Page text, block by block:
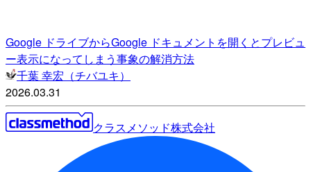
Google ドライブからGoogle ドキュメントを開くとプレビュ
ー表示になってしまう事象の解消方法
千葉 幸宏（チバユキ）
2026.03.31
クラスメソッド株式会社